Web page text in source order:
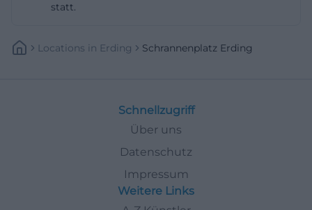
Landshuter Straße, Lange Zeile, Spiegelgasse und
Höchstparkdauer von einer Stunde. Zusätzlich
Innenstadtbetriebe beteiligen sich an einer
Parkgebührenrückerstattung bei Einkauf in
teilnehmenden Geschäften. Für Besucher heißt
das: kurz parken, zügig in die Altstadt gehen und
den Aufenthalt konzentriert genießen. Gerade für
einen Platz, der regelmäßig als Bühne für Märkte
statt.
Locations In Erding Schrannenplatz Erding
Schnellzugriff
Über uns
Datenschutz
Impressum
Weitere Links